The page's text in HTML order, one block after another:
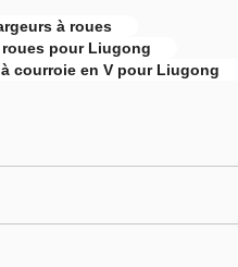
à roues
pour Liugong
courroie en V pour Liugong